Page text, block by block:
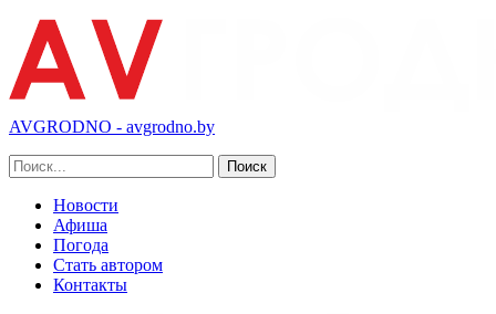
AVGRODNO - avgrodno.by
Новости
Афиша
Погода
Стать автором
Контакты